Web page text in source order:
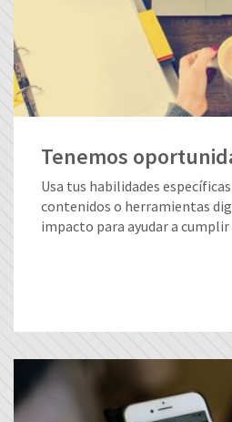
Tenemos
Usa tus habilidades
contenidos o herramientas
impacto para ayudar a